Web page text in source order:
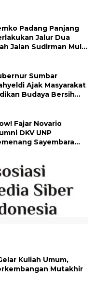
Padang Panjang
Jalur Dua
Jalan Sudirman Mulai
Sumbar
Ajak Masyarakat
Budaya Bersih
Fajar Novario
DKV UNP
Sayembara
Kuliah Umum,
Mutakhir